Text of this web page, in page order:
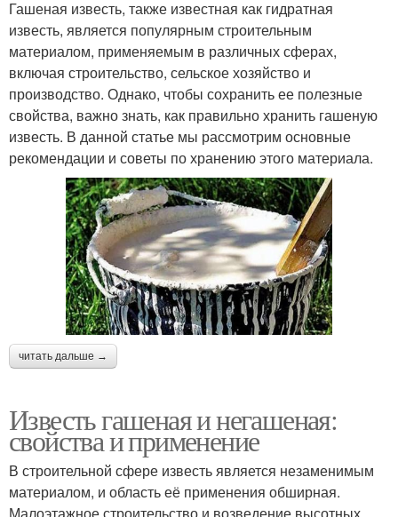
Гашеная известь, также известная как гидратная
известь, является популярным строительным
материалом, применяемым в различных сферах,
включая строительство, сельское хозяйство и
производство. Однако, чтобы сохранить ее полезные
свойства, важно знать, как правильно хранить гашеную
известь. В данной статье мы рассмотрим основные
рекомендации и советы по хранению этого материала.
читать дальше →
Известь гашеная и негашеная:
свойства и применение
В строительной сфере известь является незаменимым
материалом, и область её применения обширная.
Малоэтажное строительство и возведение высотных